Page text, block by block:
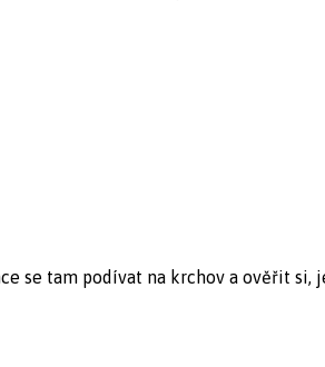
se tam podívat na krchov a ověřit si,